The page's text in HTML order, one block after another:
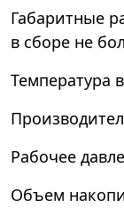
Габаритные
в сборе не
Температура
Рабочее
Объем